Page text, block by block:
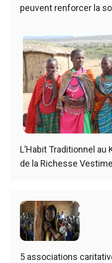
peuvent renforcer la
L’Habit Traditionnel au
de la Richesse
5 associations